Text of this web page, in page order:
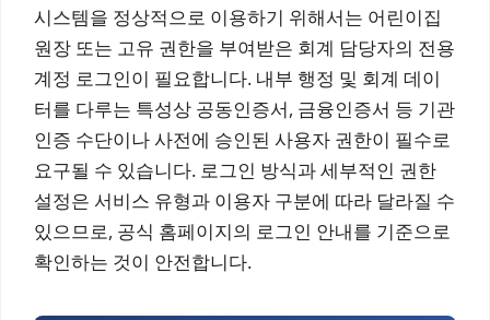
시스템을 정상적으로 이용하기 위해서는 어린이집
원장 또는 고유 권한을 부여받은 회계 담당자의 전용
계정 로그인이 필요합니다. 내부 행정 및 회계 데이
터를 다루는 특성상 공동인증서, 금융인증서 등 기관
인증 수단이나 사전에 승인된 사용자 권한이 필수로
요구될 수 있습니다. 로그인 방식과 세부적인 권한
설정은 서비스 유형과 이용자 구분에 따라 달라질 수
있으므로, 공식 홈페이지의 로그인 안내를 기준으로
확인하는 것이 안전합니다.